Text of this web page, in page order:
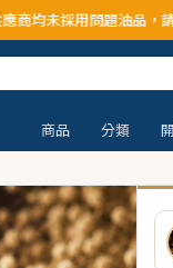
心購買食用
商品 分類